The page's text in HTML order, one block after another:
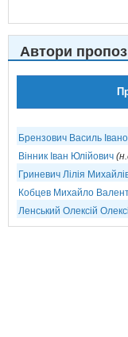
Автори
Брензович Василь
Вінник Іван Юлійович
Гриневич Лілія
Кобцев Михайло
Ленський Олексій